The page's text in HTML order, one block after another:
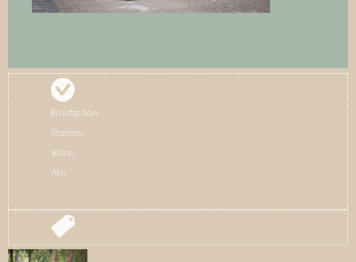
Bruidspaar:
Thema:
Waar:
Als: